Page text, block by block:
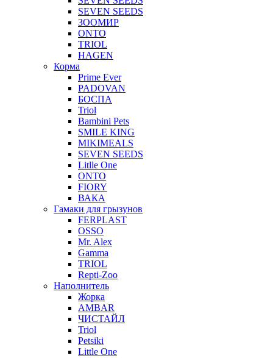
SEVEN SEEDS
ЗООМИР
ONTO
TRIOL
HAGEN
Корма
Prime Ever
PADOVAN
БОСПА
Triol
Bambini Pets
SMILE KING
MIKIMEALS
SEVEN SEEDS
Litlle One
ONTO
FIORY
ВАКА
Гамаки для грызунов
FERPLAST
OSSO
Mr. Alex
Gamma
TRIOL
Repti-Zoo
Наполнитель
Жорка
AMBAR
ЧИСТАЙЛ
Triol
Petsiki
Little One